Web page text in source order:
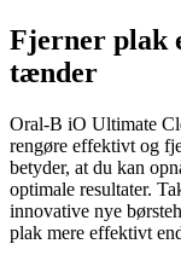
Fjerner plak
tænder
Oral-B iO Ultimate
rengøre effektivt og
betyder, at du kan
optimale resultater.
innovative nye
plak mere effektivt